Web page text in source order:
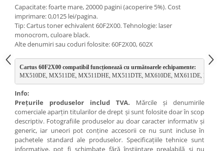
Capacitate: foarte mare, 20000 pagini (acoperire 5%). Cost
imprimare: 0,0125 lei/pagina.
Tip: Cartus toner echivalent 60F2X00. Tehnologie: laser
monocrom, culoare black.
Alte denumiri sau coduri folosite: 60F2X00, 602X
Cartus 60F2X00 compatibil funcționează cu următoarele echipamente:
MX510DE, MX511DE, MX511DHE, MX511DTE, MX610DE, MX611DE,
Info:
Preţurile produselor includ TVA. Mărcile şi denumirile
comerciale aparţin titularilor de drept şi sunt folosite doar în scop
descriptiv. Fotografiile produselor au doar caracter informativ şi
generic, iar uneori pot conţine accesorii ce nu sunt incluse în
pachetele standard ale produselor. Specificaţiile tehnice sunt
informative, pot fi schimbate fără înştiinţare prealabilă şi nu